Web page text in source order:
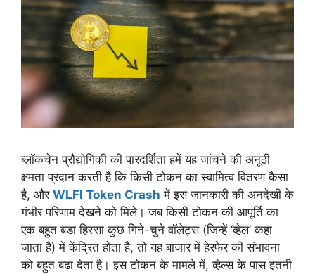
ब्लॉकचेन प्रौद्योगिकी की पारदर्शिता हमें यह जांचने की अनूठी
क्षमता प्रदान करती है कि किसी टोकन का स्वामित्व वितरण कैसा
है, और WLFI Token Crash में इस जानकारी की अनदेखी के
गंभीर परिणाम देखने को मिले। जब किसी टोकन की आपूर्ति का
एक बहुत बड़ा हिस्सा कुछ गिने-चुने वॉलेट्स (जिन्हें ‘व्हेल’ कहा
जाता है) में केंद्रित होता है, तो यह बाजार में हेरफेर की संभावना
को बहुत बढ़ा देता है। इस टोकन के मामले में, व्हेल्स के पास इतनी